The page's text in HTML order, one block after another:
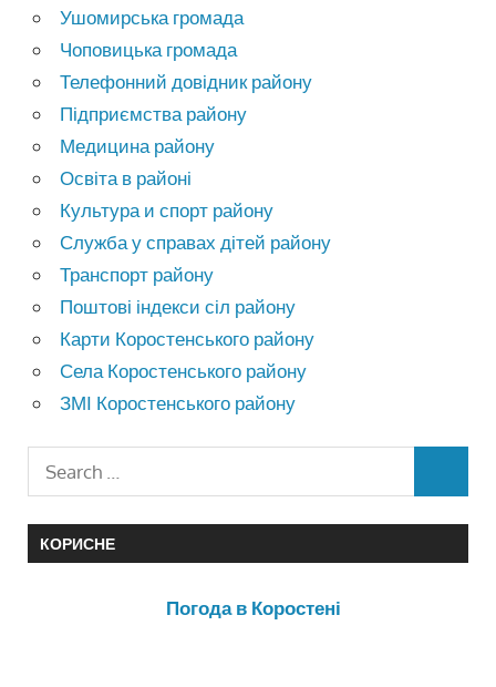
Ушомирська громада
Чоповицька громада
Телефонний довідник району
Підприємства району
Медицина району
Освіта в районі
Культура и спорт району
Служба у справах дітей району
Транспорт району
Поштові індекси сіл району
Карти Коростенського району
Села Коростенського району
ЗМІ Коростенського району
КОРИСНЕ
Погода в Коростені